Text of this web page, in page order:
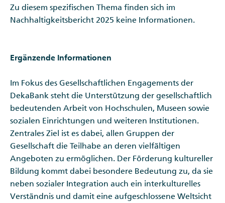
Zu diesem spezifischen Thema finden sich im
Nachhaltigkeitsbericht 2025 keine Informationen.
Ergänzende Informationen
Im Fokus des Gesellschaftlichen Engagements der
DekaBank steht die Unterstützung der gesellschaftlich
bedeutenden Arbeit von Hochschulen, Museen sowie
sozialen Einrichtungen und weiteren Institutionen.
Zentrales Ziel ist es dabei, allen Gruppen der
Gesellschaft die Teilhabe an deren vielfältigen
Angeboten zu ermöglichen. Der Förderung kultureller
Bildung kommt dabei besondere Bedeutung zu, da sie
neben sozialer Integration auch ein interkulturelles
Verständnis und damit eine aufgeschlossene Weltsicht